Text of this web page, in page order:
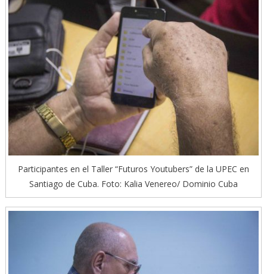
Participantes en el Taller “Futuros Youtubers” de la UPEC en
Santiago de Cuba. Foto: Kalia Venereo/ Dominio Cuba